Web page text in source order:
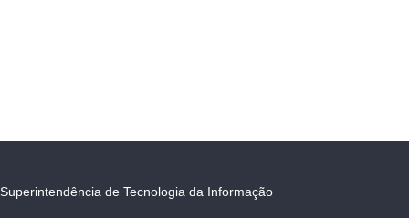
Superintendência de Tecnologia da Informação